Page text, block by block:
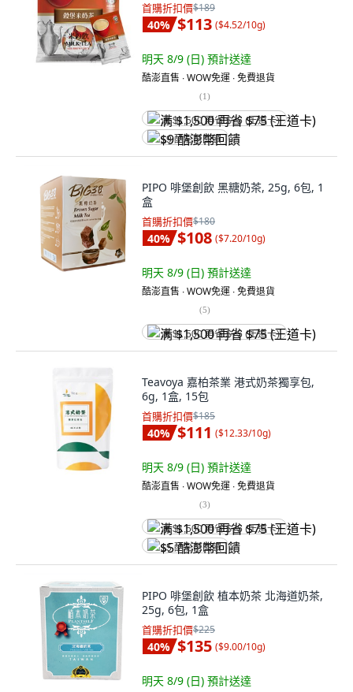
首購折扣價$189
40% $113 ($4.52/10g)
明天 8/9 (日) 預計送達
酷澎直售 ∙ WOW免運 ∙ 免費退貨
(1)
满 $1,500 再省 $75 (王道卡)
$9 酷澎幣回饋
PIPO 啡堡創飲 黑糖奶茶, 25g, 6包, 1
盒
首購折扣價$180
40% $108 ($7.20/10g)
明天 8/9 (日) 預計送達
酷澎直售 ∙ WOW免運 ∙ 免費退貨
(5)
满 $1,500 再省 $75 (王道卡)
Teavoya 嘉柏茶業 港式奶茶獨享包,
6g, 1盒, 15包
首購折扣價$185
40% $111 ($12.33/10g)
明天 8/9 (日) 預計送達
酷澎直售 ∙ WOW免運 ∙ 免費退貨
(3)
满 $1,500 再省 $75 (王道卡)
$5 酷澎幣回饋
PIPO 啡堡創飲 植本奶茶 北海道奶茶,
25g, 6包, 1盒
首購折扣價$225
40% $135 ($9.00/10g)
明天 8/9 (日) 預計送達